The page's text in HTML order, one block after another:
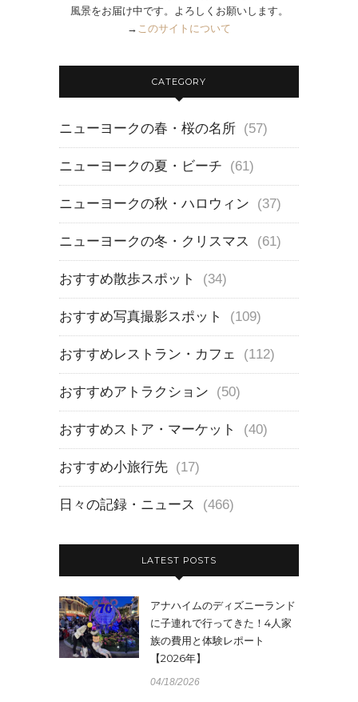
風景をお届け中です。よろしくお願いします。
→ このサイトについて
CATEGORY
ニューヨークの春・桜の名所 (57)
ニューヨークの夏・ビーチ (61)
ニューヨークの秋・ハロウィン (37)
ニューヨークの冬・クリスマス (61)
おすすめ散歩スポット (34)
おすすめ写真撮影スポット (109)
おすすめレストラン・カフェ (112)
おすすめアトラクション (50)
おすすめストア・マーケット (40)
おすすめ小旅行先 (17)
日々の記録・ニュース (466)
LATEST POSTS
アナハイムのディズニーランド
に子連れで行ってきた！4人家
族の費用と体験レポート
【2026年】
04/18/2026